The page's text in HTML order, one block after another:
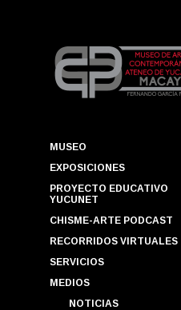
MUSEO
EXPOSICIONES
PROYECTO EDUCATIVO
YUCUNET
CHISME-ARTE PODCAST
RECORRIDOS VIRTUALES
SERVICIOS
MEDIOS
NOTICIAS